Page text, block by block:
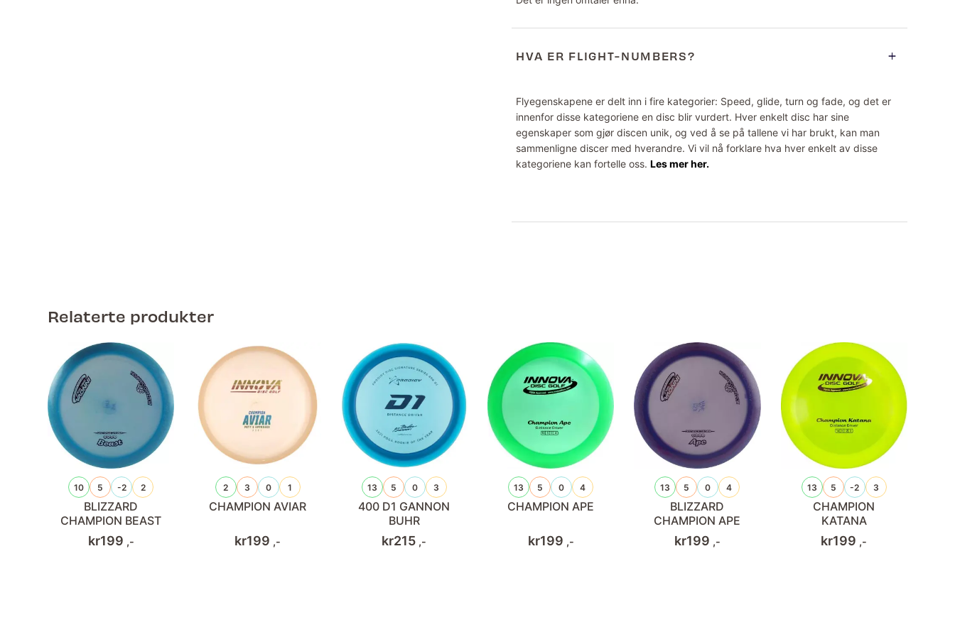
HVA ER FLIGHT-NUMBERS?
Flyegenskapene er delt inn i fire kategorier: Speed, glide, turn og fade, og det er
innenfor disse kategoriene en disc blir vurdert. Hver enkelt disc har sine
egenskaper som gjør discen unik, og ved å se på tallene vi har brukt, kan man
sammenligne discer med hverandre. Vi vil nå forklare hva hver enkelt av disse
kategoriene kan fortelle oss.Les mer her.
Relaterte produkter
10 5 -2 2
BLIZZARD
CHAMPION BEAST
kr199 ,-
2 3 0 1
CHAMPION AVIAR
kr199 ,-
13 5 0 3
400 D1 GANNON
BUHR
kr215 ,-
13 5 0 4
CHAMPION APE
kr199 ,-
13 5 0 4
BLIZZARD
CHAMPION APE
kr199 ,-
13 5 -2 3
CHAMPION
KATANA
kr199 ,-